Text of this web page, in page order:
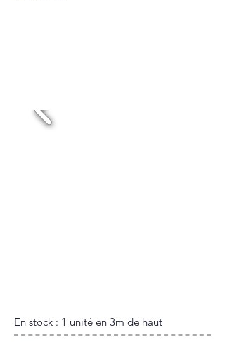
En stock : 1 unité en 3m de haut